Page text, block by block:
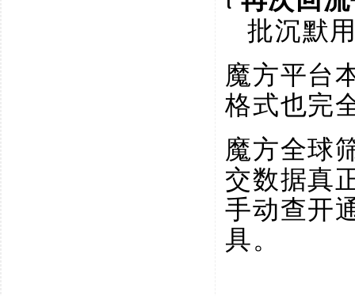
批沉默
魔方平台
格式也完
魔方全球
交数据真
手动查开
具。